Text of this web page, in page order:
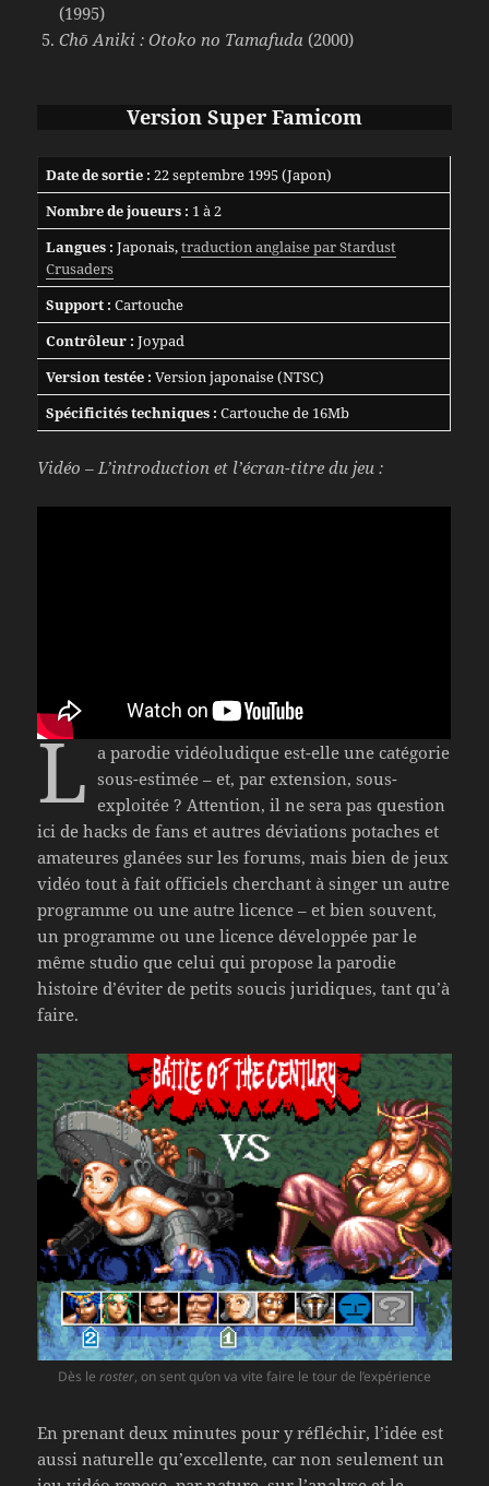
(1995)
Chō Aniki : Otoko no Tamafuda (2000)
Version Super Famicom
Date de sortie : 22 septembre 1995 (Japon)
Nombre de joueurs : 1 à 2
Langues : Japonais,traduction anglaise par Stardust
Crusaders
Support : Cartouche
Contrôleur : Joypad
Version testée : Version japonaise (NTSC)
Spécificités techniques : Cartouche de 16Mb
Vidéo – L’introduction et l’écran-titre du jeu :
L a parodie vidéoludique est-elle une catégorie
sous-estimée – et, par extension, sous-
exploitée ? Attention, il ne sera pas question
ici de hacks de fans et autres déviations potaches et
amateures glanées sur les forums, mais bien de jeux
vidéo tout à fait officiels cherchant à singer un autre
programme ou une autre licence – et bien souvent,
un programme ou une licence développée par le
même studio que celui qui propose la parodie
histoire d’éviter de petits soucis juridiques, tant qu’à
faire.
Dès le roster, on sent qu’on va vite faire le tour de l’expérience
En prenant deux minutes pour y réfléchir, l’idée est
aussi naturelle qu’excellente, car non seulement un